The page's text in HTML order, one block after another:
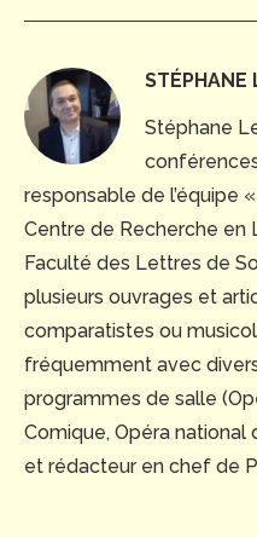
STÉPHANE
Stéphane
responsable de l’équipe
Centre de Recherche en
Faculté des Lettres de
plusieurs ouvrages et
comparatistes ou
fréquemment avec
programmes de salle
Comique, Opéra national
et rédacteur en chef de